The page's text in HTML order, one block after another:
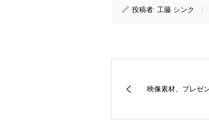
投稿者: 工藤 シンク
映像素材、プレゼ